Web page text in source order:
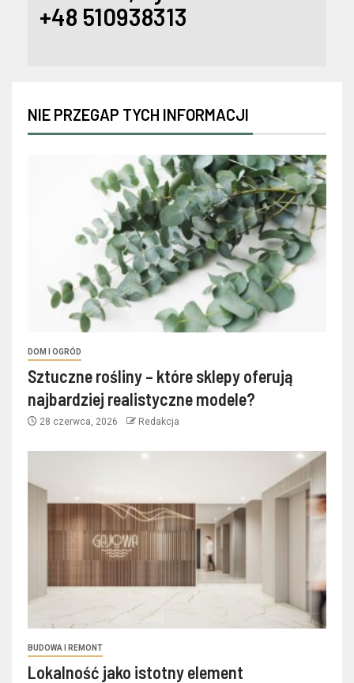
+48 510938313
NIE PRZEGAP TYCH INFORMACJI
DOM I OGRÓD
Sztuczne rośliny – które sklepy oferują
najbardziej realistyczne modele?
28 czerwca, 2026 Redakcja
BUDOWA I REMONT
Lokalność jako istotny element